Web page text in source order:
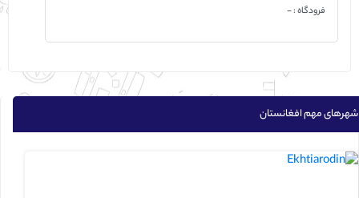
فرودگاه : -
شهرهای مهم افغانستان